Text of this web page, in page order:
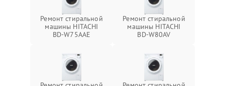
Ремонт стиральной
машины HITACHI
BD-W75AAE
Ремонт стиральной
машины HITACHI
BD-W80AV